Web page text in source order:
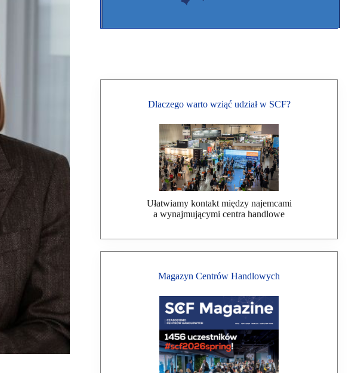
Dlaczego warto wziąć udział w SCF?
Ułatwiamy kontakt między najemcami
a wynajmującymi centra handlowe
Magazyn Centrów Handlowych